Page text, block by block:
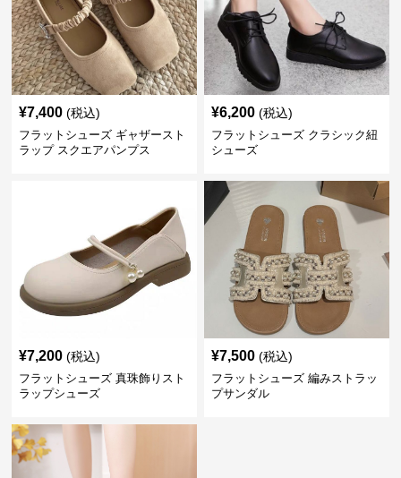
¥7,400 (税込)
フラットシューズ ギャザースト
ラップ スクエアパンプス
¥6,200 (税込)
フラットシューズ クラシック紐
シューズ
¥7,200 (税込)
フラットシューズ 真珠飾りスト
ラップシューズ
¥7,500 (税込)
フラットシューズ 編みストラッ
プサンダル